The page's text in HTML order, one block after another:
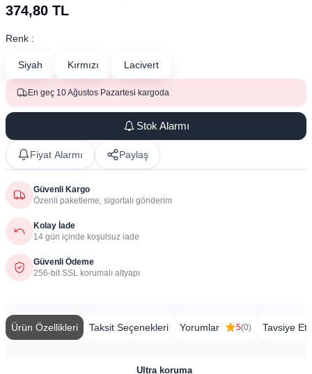
374,80 TL
Renk :
Siyah Kırmızı Lacivert
En geç 10 Ağustos Pazartesi kargoda
Stok Alarmı
Fiyat Alarmı Paylaş
Güvenli Kargo
Özenli paketleme, sigortalı gönderim
Kolay İade
14 gün içinde koşulsuz iade
Güvenli Ödeme
256-bit SSL korumalı altyapı
Ürün Özellikleri Taksit Seçenekleri Yorumlar 5(0) Tavsiye Et
Ultra koruma